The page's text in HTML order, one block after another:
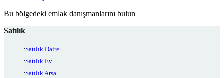
Bu bölgedeki emlak danışmanlarını bulun
Satılık
Satılık Daire
Satılık Ev
Satılık Arsa